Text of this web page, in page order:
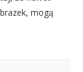
mogą